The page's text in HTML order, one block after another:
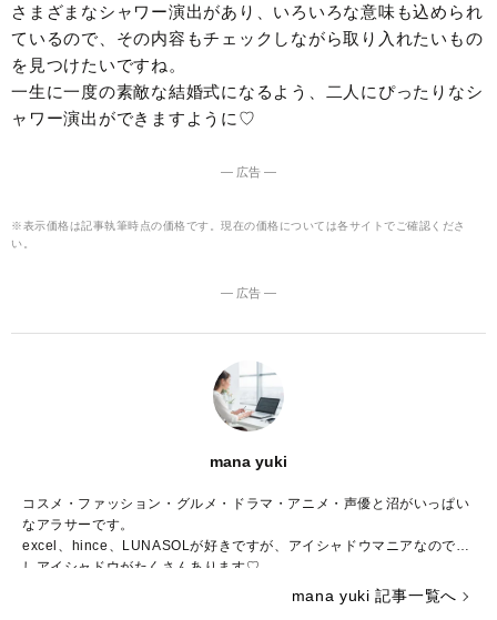
さまざまなシャワー演出があり、いろいろな意味も込められ
ているので、その内容もチェックしながら取り入れたいもの
を見つけたいですね。
一生に一度の素敵な結婚式になるよう、二人にぴったりなシ
ャワー演出ができますように♡
― 広告 ―
※表示価格は記事執筆時点の価格です。現在の価格については各サイトでご確認くださ
い。
― 広告 ―
mana yuki
コスメ・ファッション・グルメ・ドラマ・アニメ・声優と沼がいっぱい
なアラサーです。
excel、hince、LUNASOLが好きですが、アイシャドウマニアなので推
しアイシャドウがたくさんあります♡
コスメの写真を撮るのも大好きで、眺めて一日が終わってしまうことも
mana yuki 記事一覧へ